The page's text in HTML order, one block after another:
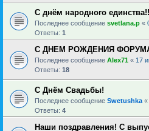
С днём народного
Последнее сообщение svetlana.p «
Ответы: 1
С ДНЕМ РОЖДЕНИЯ
Последнее сообщение Alex71 « 17
Ответы: 18
С Днём Свадьбы!
Последнее сообщение Swetushka «
Ответы: 4
Наши поздравления! С